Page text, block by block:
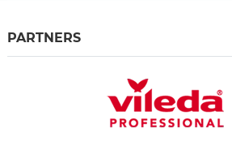
PARTNERS